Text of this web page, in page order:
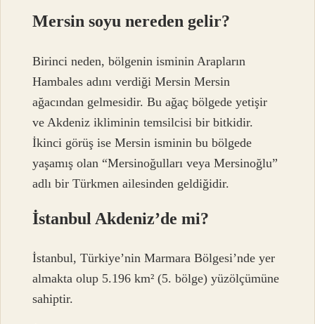
Mersin soyu nereden gelir?
Birinci neden, bölgenin isminin Arapların
Hambales adını verdiği Mersin Mersin
ağacından gelmesidir. Bu ağaç bölgede yetişir
ve Akdeniz ikliminin temsilcisi bir bitkidir.
İkinci görüş ise Mersin isminin bu bölgede
yaşamış olan “Mersinoğulları veya Mersinoğlu”
adlı bir Türkmen ailesinden geldiğidir.
İstanbul Akdeniz’de mi?
İstanbul, Türkiye’nin Marmara Bölgesi’nde yer
almakta olup 5.196 km² (5. bölge) yüzölçümüne
sahiptir.